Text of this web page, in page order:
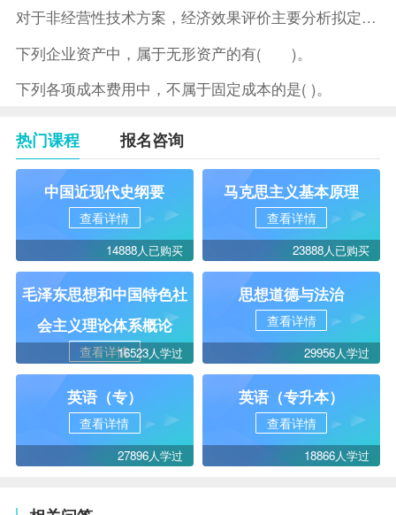
对于非经营性技术方案，经济效果评价主要分析拟定方案的( )。
下列企业资产中，属于无形资产的有( )。
下列各项成本费用中，不属于固定成本的是( )。
热门课程 报名咨询
中国近现代史纲要
查看详情
14888人已购买
马克思主义基本原理
查看详情
23888人已购买
毛泽东思想和中国特色社
会主义理论体系概论
查看详情16523人学过
思想道德与法治
查看详情
29956人学过
英语（专）
查看详情
27896人学过
英语（专升本）
查看详情
18866人学过